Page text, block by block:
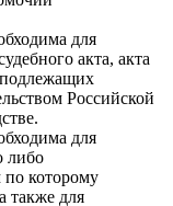
для
акта, акта
подлежащих
Российской
для
либо
по которому
также для